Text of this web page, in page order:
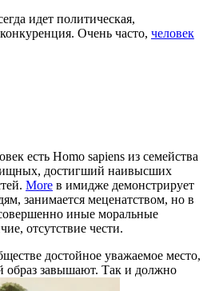
идет политическая,
Очень часто, человек
есть Homo sapiens из семейства
достигший наивысших
More в имидже демонстрирует
занимается меценатством, но в
иные моральные
отсутствие чести.
достойное уважаемое место,
образ завышают. Так и должно